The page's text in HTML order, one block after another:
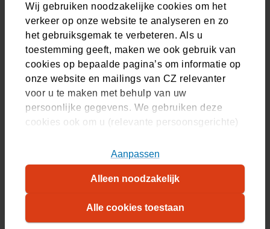
Wij gebruiken noodzakelijke cookies om het
verkeer op onze website te analyseren en zo
het gebruiksgemak te verbeteren. Als u
toestemming geeft, maken we ook gebruik van
cookies op bepaalde pagina’s om informatie op
onze website en mailings van CZ relevanter
voor u te maken met behulp van uw
persoonlijke gegevens. We gebruiken deze
cookies ook om u (relevante persoonsgerichte)
U kunt akkoord gaan met het plaatsen van alle
cookies, alleen noodzakelijke cookies, of uw
cookie-instellingen zelf aanpassen. Meer
informatie over hoe wij cookies gebruiken, vindt
cookiestatement. Wilt u weten welke
cookies we plaatsen, kijk dan in onsoverzicht.
Alle cookies toestaan
Aanpassen
Alleen noodzakelijk
U ontvangt een e-mail
Met een beveiligde link en een persoonlijke
code
Klik op de beveiligde link op
het afgesproken tijdstip
Voer uw persoonlijke code in en het
Veelgestelde vragen over
videobellen